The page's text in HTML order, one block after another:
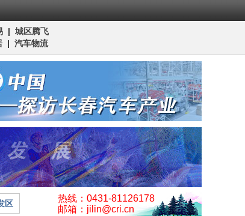
| 城区腾飞
| 汽车物流
区
热线：0431-81126178
邮箱：jilin@cri.cn